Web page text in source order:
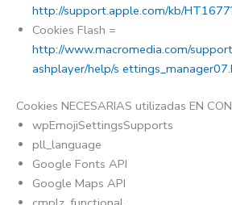
http://support.apple.com/kb/
Cookies Flash =
http://www.macromedia.com/
ashplayer/help/s
Cookies NECESARIAS utilizadas EN
wpEmojiSettingsSupports
pll_language
Google Fonts API
Google Maps API